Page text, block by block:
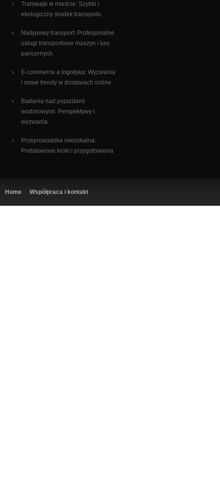
Tramwaje w mieście: Szybki i
ekologiczny środek transportu
Nietypowy transport. Profesjonalne
usługi transportowe maszyn i kas
pancernych
E-commerce a logistyka: Wyzwania
i nowe trendy w dostawach online
Badania nad pojazdami
wodorowymi: Perspektywy i
wyzwania
Przeprowadzka mieszkalna:
Podstawowe kroki i przygotowania
Home Współpraca i kontakt